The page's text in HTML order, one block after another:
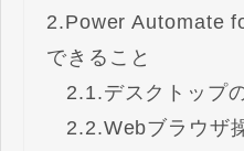
2.Power Automate
できること
2.1.デスクトップ
2.2.Webブラウザ